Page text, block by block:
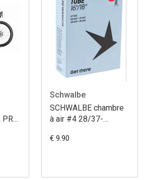
Schwalbe
SCHWALBE chambre
à air #4 28/37-
€ 9.90